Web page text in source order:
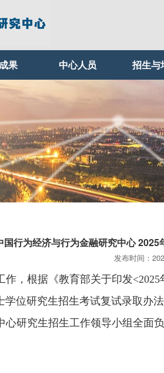
果 中心人员 招生与
国行为经济与行为金融研究中心
发布时间：
作，根据《教育部关于印发
位研究生招生考试复试录取办
研究生招生工作领导小组全面